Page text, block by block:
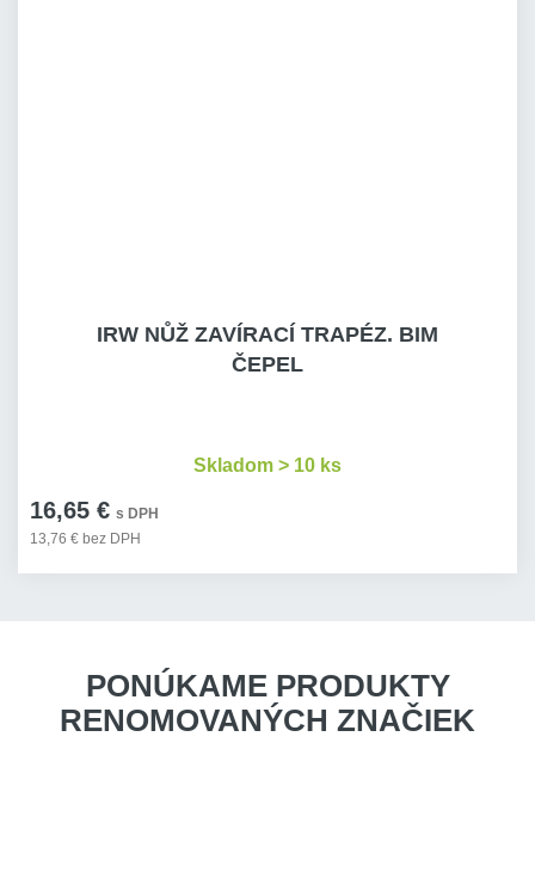
IRW NŮŽ ZAVÍRACÍ TRAPÉZ. BIM
ČEPEL
16,65 € s DPH
13,76 € bez DPH
Skladom > 10 ks
PONÚKAME PRODUKTY
RENOMOVANÝCH ZNAČIEK